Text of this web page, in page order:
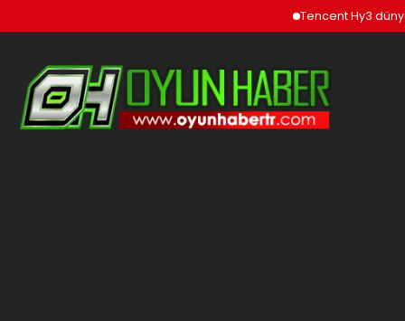
Tencent Hy3 dünya